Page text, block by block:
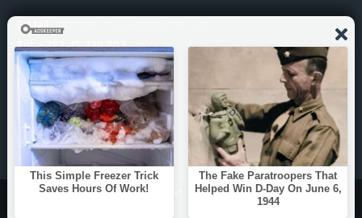
E-Mail:gazetakosovanet@gmail.com
Tel: +383 45 339 807
© Copyright - 2025 Gazetakosova.net